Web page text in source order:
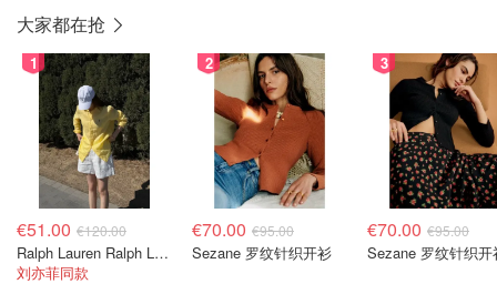
大家都在抢
1
€51.00 €120.00
Ralph Lauren Ralph Lauren 男童亚麻衬衫
刘亦菲同款
2
€70.00 €95.00
Sezane 罗纹针织开衫
3
€70.00 €95.00
Sezane 罗纹针织开